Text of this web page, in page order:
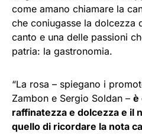
come amano chiamare la
che coniugasse la dolcezza
canto e una delle passioni
patria: la gastronomia.
“La rosa – spiegano i
Zambon e Sergio Soldan – è
raffinatezza e dolcezza e il
quello di ricordare la nota